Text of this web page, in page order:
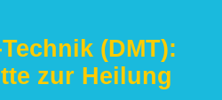
(DMT)
(DMT):
zur Heilung